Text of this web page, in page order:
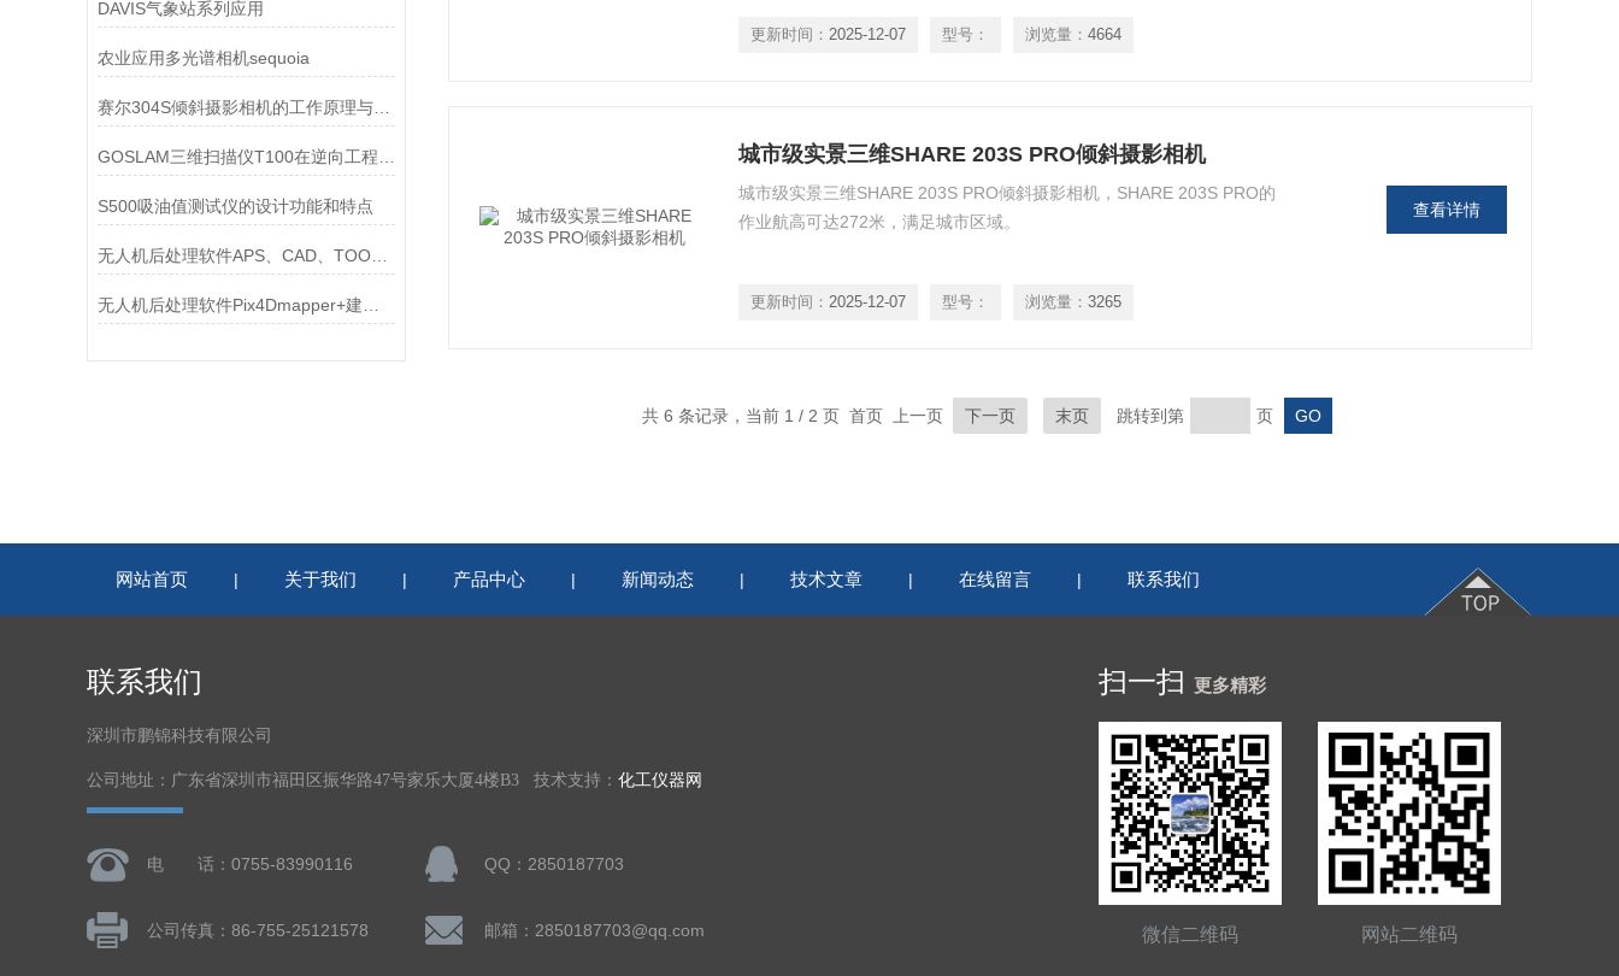
DAVIS气象站系列应用
农业应用多光谱相机sequoia
赛尔304S倾斜摄影相机的工作原理与操作技巧分析
S500吸油值测试仪的设计功能和特点
无人机后处理软件APS、CAD、TOOLS三个模块简介
更新时间： 2025-12-07 型号： 浏览量： 4664
城市级实景三维SHARE 203S PRO倾斜摄影相机
城市级实景三维SHARE 203S PRO倾斜摄影相机，SHARE 203S PRO的
作业航高可达272米，满足城市区域。
更新时间： 2025-12-07 型号： 浏览量： 3265
查看详情
共 6 条记录，当前 1 / 2 页 首页 上一页 下一页 末页 跳转到第 页
网站首页 | 关于我们 | 产品中心 | 新闻动态 | 技术文章 | 在线留言 | 联系我们
联系我们
深圳市鹏锦科技有限公司
公司地址：广东省深圳市福田区振华路47号家乐大厦4楼B3 技术支持： 化工仪器网
电 话：0755-83990116 QQ：2850187703
公司传真：86-755-25121578 邮箱：2850187703@qq.com
扫一扫 更多精彩
微信二维码 网站二维码